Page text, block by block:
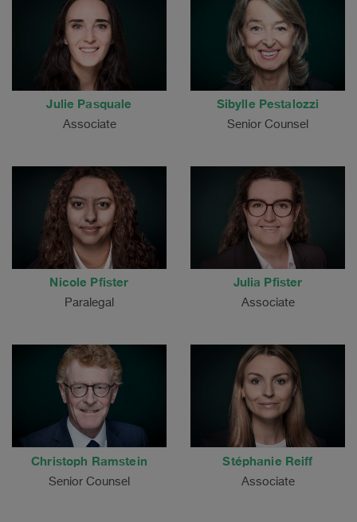
Julie Pasquale
Associate
Sibylle Pestalozzi
Senior Counsel
Nicole Pfister
Paralegal
Julia Pfister
Associate
Christoph Ramstein
Senior Counsel
Stéphanie Reiff
Associate